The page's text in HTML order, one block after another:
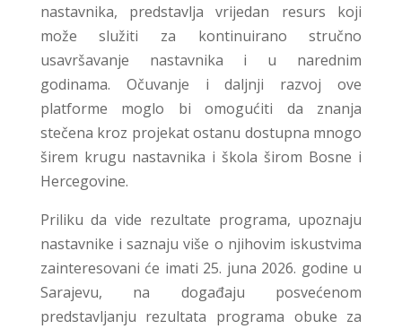
nastavnika, predstavlja vrijedan resurs koji
može služiti za kontinuirano stručno
usavršavanje nastavnika i u narednim
godinama. Očuvanje i daljnji razvoj ove
platforme moglo bi omogućiti da znanja
stečena kroz projekat ostanu dostupna mnogo
širem krugu nastavnika i škola širom Bosne i
Hercegovine.
Priliku da vide rezultate programa, upoznaju
nastavnike i saznaju više o njihovim iskustvima
zainteresovani će imati 25. juna 2026. godine u
Sarajevu, na događaju posvećenom
predstavljanju rezultata programa obuke za